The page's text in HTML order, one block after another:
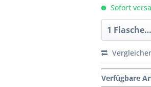
Sofort
Verfügbare